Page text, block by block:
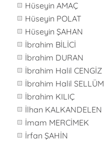
Hüseyin AMAÇ
Hüseyin POLAT
Hüseyin ŞAHAN
İbrahim BİLİCİ
İbrahim DURAN
İbrahim Halil CENGİZ
İbrahim Halil SELLÜM
İbrahim KILIÇ
İlhan KALKANDELEN
İmam MERCİMEK
İrfan ŞAHİN